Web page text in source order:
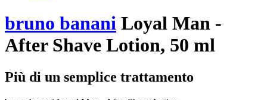
bruno banani Loyal Man -
After Shave Lotion, 50 ml
Più di un semplice trattamento